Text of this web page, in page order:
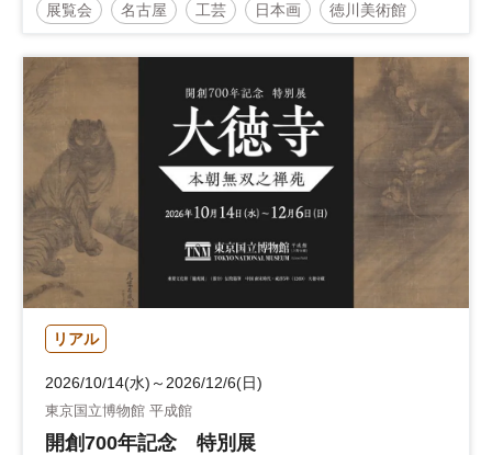
展覧会 名古屋 工芸 日本画 徳川美術館
徳川
リアル
2026/10/14(水)～2026/12/6(日)
東京国立博物館 平成館
開創700年記念 特別展